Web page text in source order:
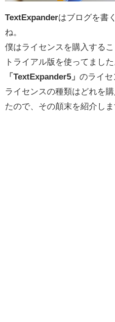
TextExpanderはブログを書
ね。
僕はライセンスを購入する
トライアル版を使ってまし
「TextExpander5」 のライセ
ライセンスの種類はどれを
たので、その顛末を紹介しま